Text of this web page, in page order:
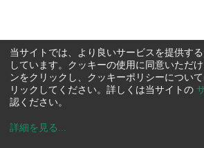
当サイトでは、より良いサービスを提供す
しています。クッキーの使用に同意いただ
ンをクリックし、クッキーポリシーについ
リックしてください。詳しくは当サイトの
認ください。
詳細を見る ...